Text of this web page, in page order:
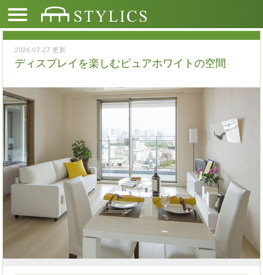
2026.07.27 更新
ディスプレイを楽しむピュアホワイトの空間